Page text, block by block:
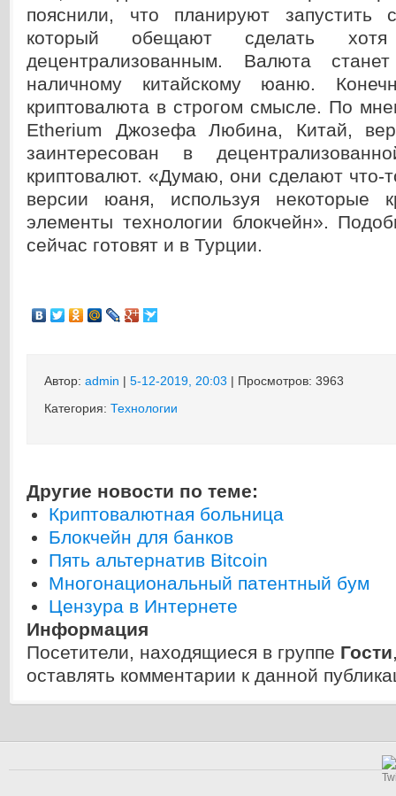
пояснили, что планируют запустить
который обещают сделать
децентрализованным. Валюта
наличному китайскому юаню.
криптовалюта в строгом смысле. По
Etherium Джозефа Любина, Китай,
заинтересован в
криптовалют. «Думаю, они сделают что-
версии юаня, используя некоторые
элементы технологии блокчейн».
сейчас готовят и в Турции.
Автор: admin | 5-12-2019, 20:03 | Просмотров: 3963
Категория: Технологии
Другие новости по теме:
Криптовалютная больница
Блокчейн для банков
Пять альтернатив Bitcoin
Многонациональный патентный бум
Цензура в Интернете
Информация
Посетители, находящиеся в группе Гости
оставлять комментарии к данной